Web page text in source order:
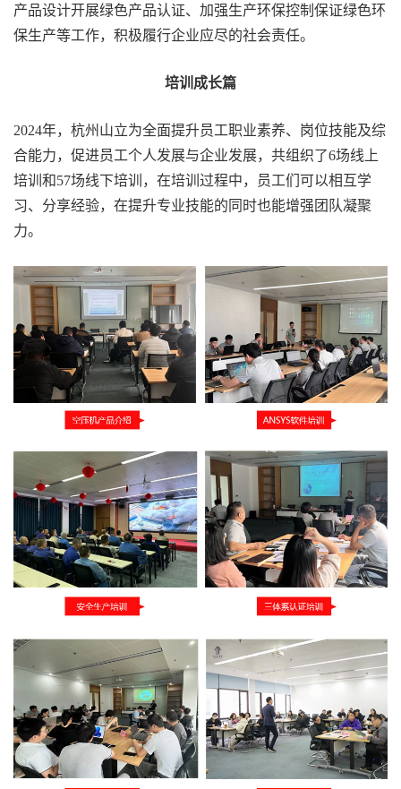
产品设计开展绿色产品认证、加强生产环保控制保证绿色环
保生产等工作，积极履行企业应尽的社会责任。
培训成长篇
2024年，杭州山立为全面提升员工职业素养、岗位技能及综
合能力，促进员工个人发展与企业发展，共组织了6场线上
培训和57场线下培训，在培训过程中，员工们可以相互学
习、分享经验，在提升专业技能的同时也能增强团队凝聚
力。